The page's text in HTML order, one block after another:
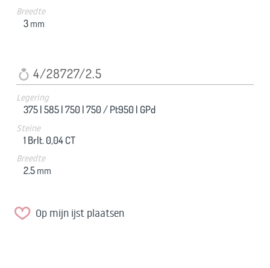
Breedte
3 mm
4/28727/2.5
Legering
375 |585 |750 |750 / Pt950 | GPd
Steine
1 Brlt. 0,04 CT
Breedte
2.5 mm
Op mijn ijst plaatsen